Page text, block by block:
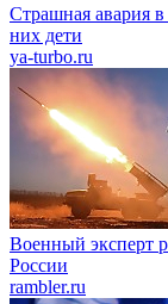
Страшная авария
них дети
ya-turbo.ru
Военный эксперт
России
rambler.ru